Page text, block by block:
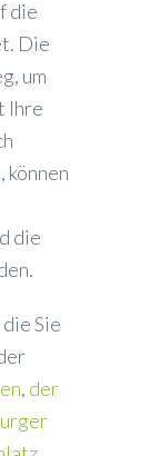
die
Die
um
Ihre
können
die
Sie
, der